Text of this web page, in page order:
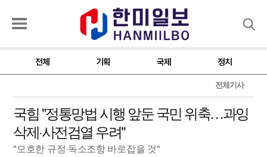
전체 기획 국제 정치
전체기사
국힘 "정통망법 시행 앞둔 국민 위축…과잉
삭제·사전검열 우려"
"모호한 규정·독소조항 바로잡을 것"